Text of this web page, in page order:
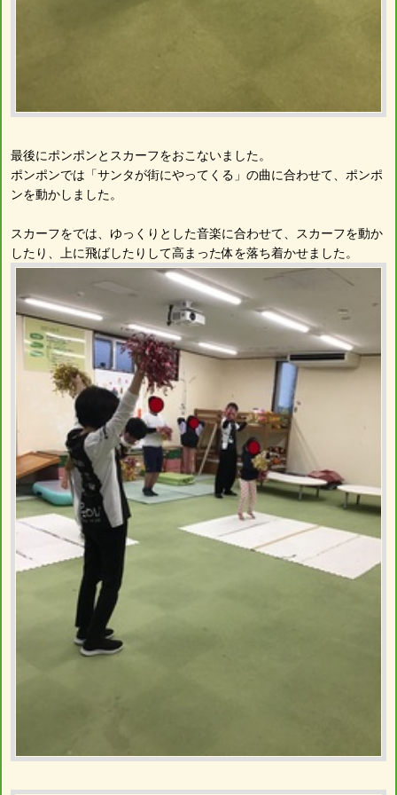
最後にポンポンとスカーフをおこないました。
ポンポンでは「サンタが街にやってくる」の曲に合わせて、ポンポ
ンを動かしました。
スカーフをでは、ゆっくりとした音楽に合わせて、スカーフを動か
したり、上に飛ばしたりして高まった体を落ち着かせました。